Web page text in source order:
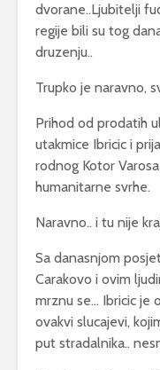
dvorane..Ljubitelji
regije bili su tog
druzenju..
Trupko je naravno,
Prihod od prodatih
utakmice Ibricic i
rodnog Kotor
humanitarne svrhe.
Naravno.. i tu nije
Sa danasnjom
Carakovo i ovim
mrznu se… Ibricic je
ovakvi slucajevi,
put stradalnika..